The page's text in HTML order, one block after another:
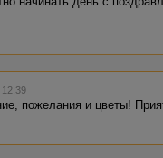
пожелания и цветы!